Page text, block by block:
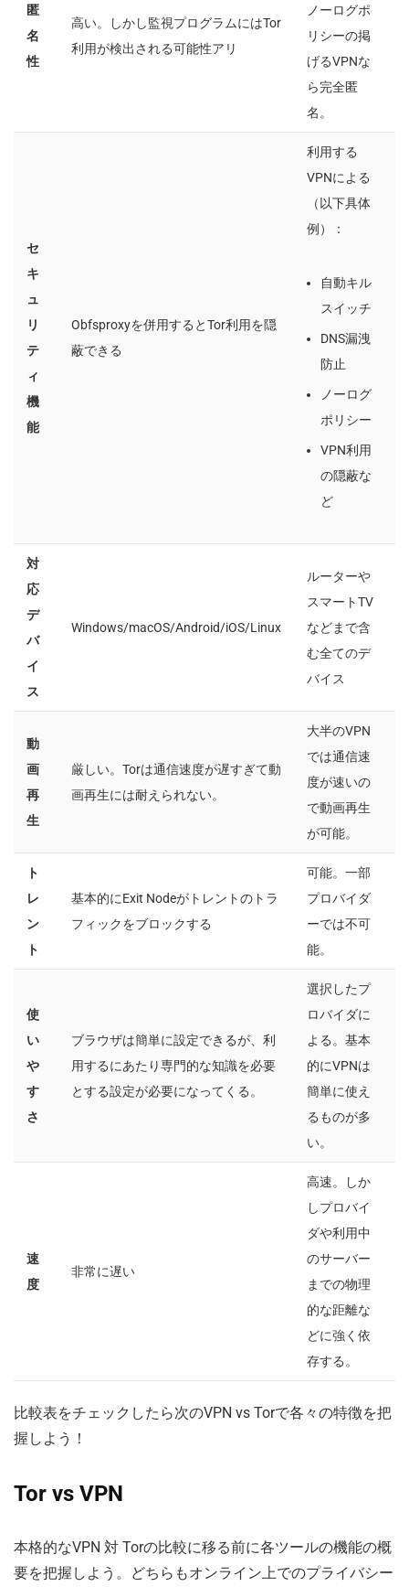
匿
名
性
高い。しかし監視プログラムにはTor
利用が検出される可能性アリ
ノーログポ
リシーの掲
げるVPNな
ら完全匿
名。
セ
キ
ュ
リ
テ
ィ
機
能
Obfsproxyを併用するとTor利用を隠
蔽できる
利用する
VPNによる
（以下具体
例）：
自動キル
スイッチ
DNS漏洩
防止
ノーログ
ポリシー
VPN利用
の隠蔽な
ど
対
応
デ
バ
イ
ス
Windows/macOS/Android/iOS/Linux
ルーターや
スマートTV
などまで含
む全てのデ
バイス
動
画
再
生
厳しい。Torは通信速度が遅すぎて動
画再生には耐えられない。
大半のVPN
では通信速
度が速いの
で動画再生
が可能。
ト
レ
ン
ト
基本的にExit Nodeがトレントのトラ
フィックをブロックする
可能。一部
プロバイダ
ーでは不可
能。
使
い
や
す
さ
ブラウザは簡単に設定できるが、利
用するにあたり専門的な知識を必要
とする設定が必要になってくる。
選択したプ
ロバイダに
よる。基本
的にVPNは
簡単に使え
るものが多
い。
速
度
非常に遅い
高速。しか
しプロバイ
ダや利用中
のサーバー
までの物理
的な距離な
どに強く依
存する。
比較表をチェックしたら次のVPN vs Torで各々の特徴を把
握しよう！
Tor vs VPN
本格的なVPN 対 Torの比較に移る前に各ツールの機能の概
要を把握しよう。どちらもオンライン上でのプライバシー